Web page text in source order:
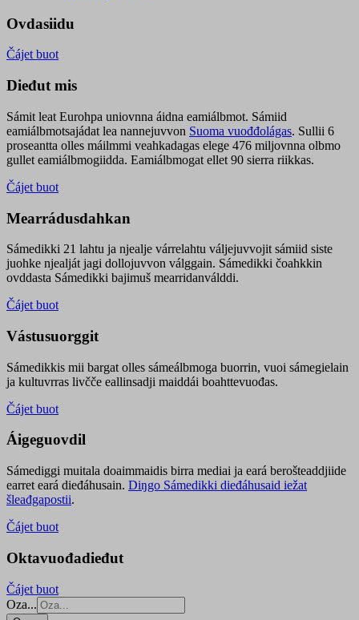
Ovdasiidu
Čájet buot
Dieđut mis
Sámit leat Eurohpa uniovnna áidna eamiálbmot. Sámiid
eamiálbmotsajádat lea nannejuvvon Suoma vuođđolágas. Sullii 6
proseantta olles máilmmi veahkadagas elege 476 miljovnna olbmo
gullet eamiálbmogiidda. Eamiálbmogat ellet 90 sierra riikkas.
Čájet buot
Mearrádusdahkan
Sámedikki 21 lahtu ja njealje várrelahtu váljejuvvojit sámiid siste
juohke njealját jagi dollojuvvon válggain. Sámedikki čoahkkin
ovddasta Sámedikki bajimuš mearridanválddi.
Čájet buot
Vástusuorggit
Sámedikkis mii bargat olles sámeálbmoga buorrin, vuoi sámegielain
ja kultuvrras livčče eallinsadji maiddái boahttevuođas.
Čájet buot
Áigeguovdil
Sámediggi muitala doaimmaidis birra mediai ja eará berošteaddjiide
earret eará dieđáhusain. Diŋgo Sámedikki dieđáhusaid iežat
šleađgapostii.
Čájet buot
Oktavuođadieđut
Čájet buot
Oza...